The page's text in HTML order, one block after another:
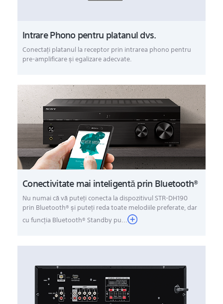
Intrare Phono pentru platanul dvs.
Conectaţi platanul la receptor prin intrarea phono pentru
pre-amplificare şi egalizare adecvate.
Conectivitate mai inteligentă prin Bluetooth®
Nu numai că vă puteţi conecta la dispozitivul STR-DH190
prin Bluetooth® şi puteţi reda toate melodiile preferate, dar
cu funcţia Bluetooth® Standby pu...